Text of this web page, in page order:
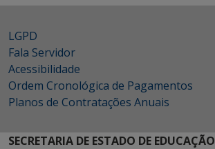
LGPD
Fala Servidor
Acessibilidade
Ordem Cronológica de Pagamentos
Planos de Contratações Anuais
SECRETARIA DE ESTADO DE EDUCAÇÃO